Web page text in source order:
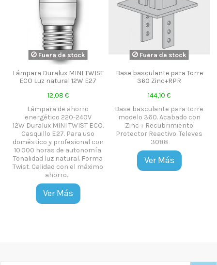
Fuera de stock
Lámpara Duralux MINI TWIST
ECO Luz natural 12W E27
12,08 €
Lámpara de ahorro
energético 220-240V
12W Duralux MINI TWIST ECO.
Casquillo E27. Para uso
doméstico y profesional con
10.000 horas de autonomía.
Tonalidad luz natural. Forma
Twist. Calidad con el máximo
ahorro.
Ver Más
Fuera de stock
Base basculante para Torre
360 Zinc+RPR
144,10 €
Base basculante para torre
modelo 360. Acabado con
Zinc + Recubrimiento
Protector Reactivo. Televes
3088
Ver Más